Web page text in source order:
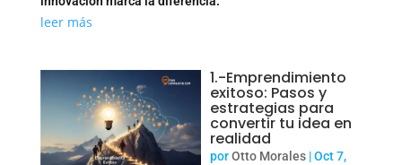
leer más
1.-Emprendimiento
exitoso: Pasos y
estrategias para
convertir tu idea en
realidad
porOtto Morales|Oct 7,